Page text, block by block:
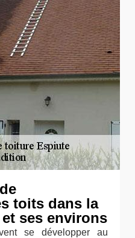
toits dans la
ses environs
se développer au